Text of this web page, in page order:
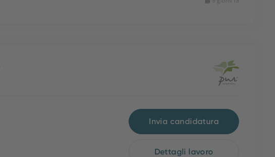
Invia candidatura
Dettagli lavoro